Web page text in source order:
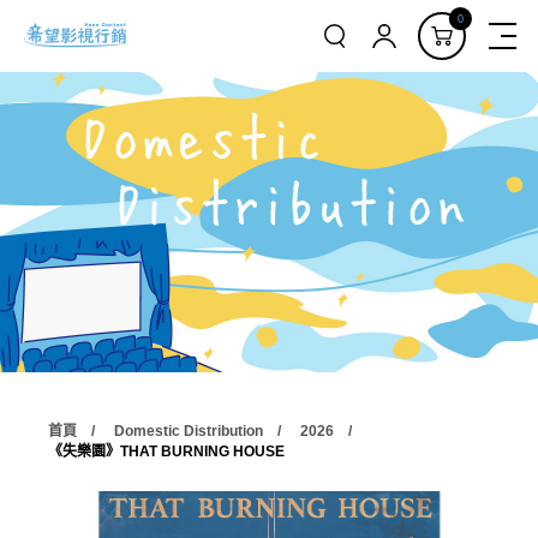
0
首頁 Domestic Distribution
2026
《失樂園》THAT BURNING HOUSE